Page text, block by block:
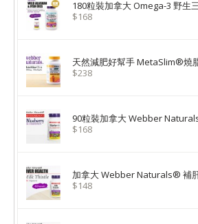
180粒裝加拿大 Omega-3 野生
$168
天然減肥好幫手 MetaSlim®燒
$238
90粒裝加拿大 Webber
$168
加拿大 Webber Naturals® 補
$148